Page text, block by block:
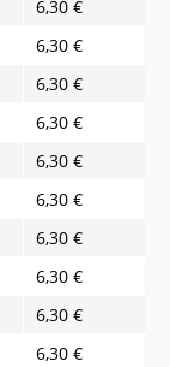
6,30 €
6,30 €
6,30 €
6,30 €
6,30 €
6,30 €
6,30 €
6,30 €
6,30 €
6,30 €